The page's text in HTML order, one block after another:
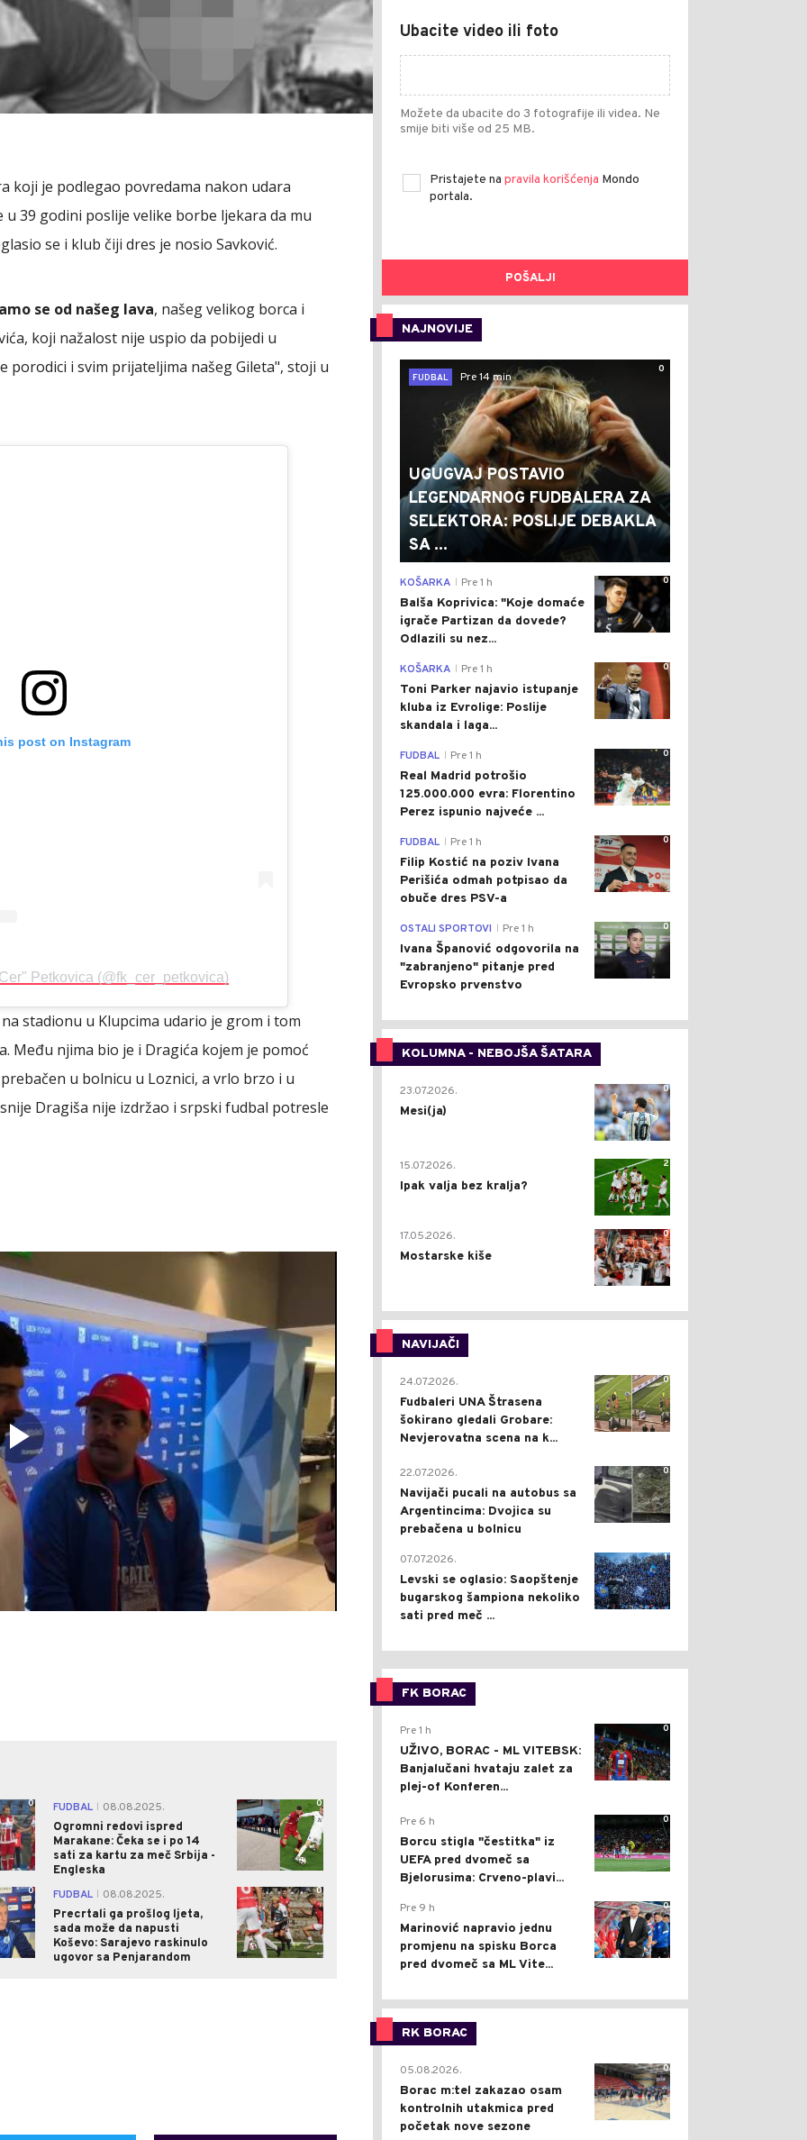
koji je podlegao povredama nakon udara
39 godini poslije velike borbe ljekara da mu
se i klub čiji dres je nosio Savković.
se od našeg lava, našeg velikog borca i
koji nažalost nije uspio da pobijedi u
porodici i svim prijateljima našeg Gileta", stoji u
post on Instagram
Petkovica (@fk_cer_petkovica)
stadionu u Klupcima udario je grom i tom
Među njima bio je i Dragića kojem je pomoć
u bolnicu u Loznici, a vrlo brzo i u
Dragiša nije izdržao i srpski fudbal potresle
0 FUDBAL
08.08.2025.
Ogromni redovi ispred
Marakane: Čeka se i po 14
sati za kartu za meč Srbija -
Engleska
0
0 FUDBAL
08.08.2025.
Precrtali ga prošlog ljeta,
sada može da napusti
Koševo: Sarajevo raskinulo
ugovor sa Penjarandom
0
Ubacite video ili foto
Možete da ubacite do 3 fotografije ili videa. Ne
smije biti više od 25 MB.
Pristajete na pravila korišćenja Mondo
portala.
POŠALJI
NAJNOVIJE
0
FUDBAL
Pre 14 min
UGUGVAJ POSTAVIO
LEGENDARNOG FUDBALERA ZA
SELEKTORA: POSLIJE DEBAKLA
SA ...
0
KOŠARKA Pre 1 h
Balša Koprivica: "Koje domaće
igrače Partizan da dovede?
Odlazili su nez...
0
KOŠARKA Pre 1 h
Toni Parker najavio istupanje
kluba iz Evrolige: Poslije
skandala i laga...
0
FUDBAL Pre 1 h
Real Madrid potrošio
125.000.000 evra: Florentino
Perez ispunio najveće ...
0
FUDBAL Pre 1 h
Filip Kostić na poziv Ivana
Perišića odmah potpisao da
obuče dres PSV-a
0
OSTALI SPORTOVI Pre 1 h
Ivana Španović odgovorila na
"zabranjeno" pitanje pred
Evropsko prvenstvo
KOLUMNA - NEBOJŠA ŠATARA
0
23.07.2026.
Mesi(ja)
2
15.07.2026.
Ipak valja bez kralja?
0
17.05.2026.
Mostarske kiše
NAVIJAČI
0
24.07.2026.
Fudbaleri UNA Štrasena
šokirano gledali Grobare:
Nevjerovatna scena na k...
0
22.07.2026.
Navijači pucali na autobus sa
Argentincima: Dvojica su
prebačena u bolnicu
1
07.07.2026.
Levski se oglasio: Saopštenje
bugarskog šampiona nekoliko
sati pred meč ...
FK BORAC
0
Pre 1 h
UŽIVO, BORAC - ML VITEBSK:
Banjalučani hvataju zalet za
plej-of Konferen...
0
Pre 6 h
Borcu stigla "čestitka" iz
UEFA pred dvomeč sa
Bjelorusima: Crveno-plavi...
0
Pre 9 h
Marinović napravio jednu
promjenu na spisku Borca
pred dvomeč sa ML Vite...
RK BORAC
0
05.08.2026.
Borac m:tel zakazao osam
kontrolnih utakmica pred
početak nove sezone